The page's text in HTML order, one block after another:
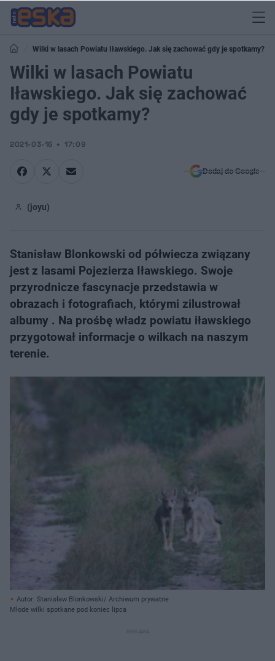
Wilki w lasach Powiatu Iławskiego. Jak się zachować gdy je spotkamy?
Wilki w lasach Powiatu
Iławskiego. Jak się zachować
gdy je spotkamy?
2021-03-16 17:09
Dodaj do Google
(joyu)
Stanisław Blonkowski od półwiecza związany
jest z lasami Pojezierza Iławskiego. Swoje
przyrodnicze fascynacje przedstawia w
obrazach i fotografiach, którymi zilustrował
albumy . Na prośbę władz powiatu iławskiego
przygotował informacje o wilkach na naszym
terenie.
Autor: Stanisław Blonkowski/ Archiwum prywatne
Młode wilki spotkane pod koniec lipca